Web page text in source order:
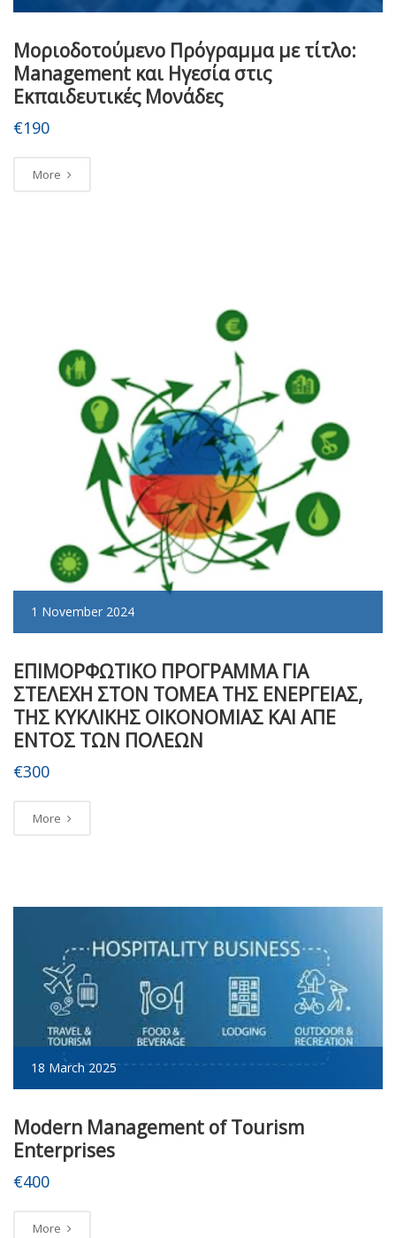
Μοριοδοτούμενο Πρόγραμμα με τίτλο:
Management και Ηγεσία στις
Εκπαιδευτικές Μονάδες
€190
More
1 November 2024
ΕΠΙΜΟΡΦΩΤΙΚΟ ΠΡΟΓΡΑΜΜΑ ΓΙΑ
ΣΤΕΛΕΧΗ ΣΤΟΝ ΤΟΜΕΑ ΤΗΣ ΕΝΕΡΓΕΙΑΣ,
ΤΗΣ ΚΥΚΛΙΚΗΣ ΟΙΚΟΝΟΜΙΑΣ ΚΑΙ ΑΠΕ
ΕΝΤΟΣ ΤΩΝ ΠΟΛΕΩΝ
€300
More
18 March 2025
Modern Management of Tourism
Enterprises
€400
More